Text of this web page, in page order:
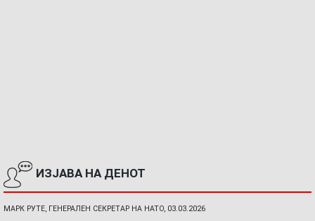
ИЗЈАВА НА ДЕНОТ
МАРК РУТЕ, ГЕНЕРАЛЕН СЕКРЕТАР НА НАТО, 03.03.2026